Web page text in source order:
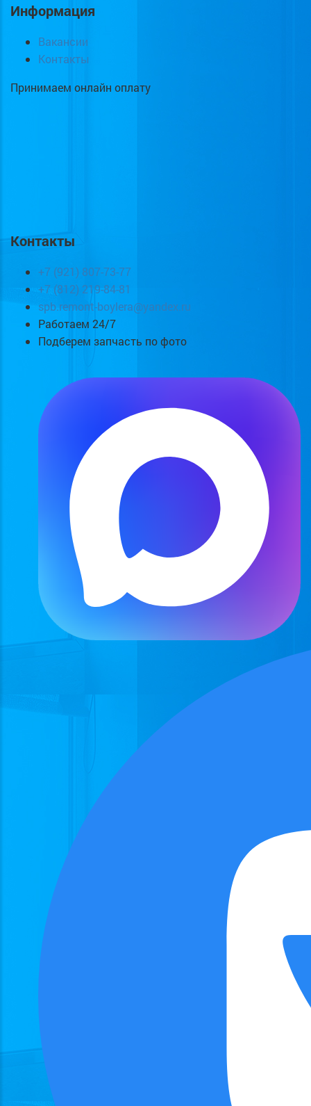
Информация
Вакансии
Контакты
Принимаем онлайн оплату
Контакты
+7 (921) 807-73-77
+7 (812) 219-84-81
spb.remont-boylera@yandex.ru
Работаем 24/7
Подберем запчасть по фото